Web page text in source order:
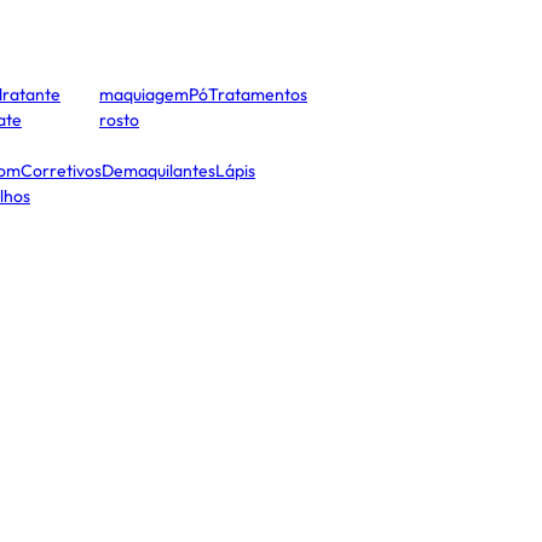
CorretivosDemaquilantesLápis
maquiagemPóTratamentos
rosto